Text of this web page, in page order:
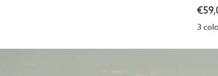
€
3